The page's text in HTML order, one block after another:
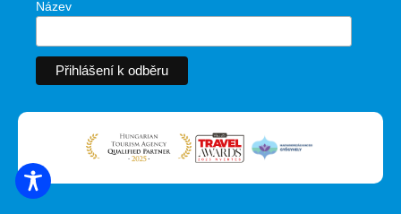
VYHLEDÁVÁNÍ UBYTOVÁNÍ
Název